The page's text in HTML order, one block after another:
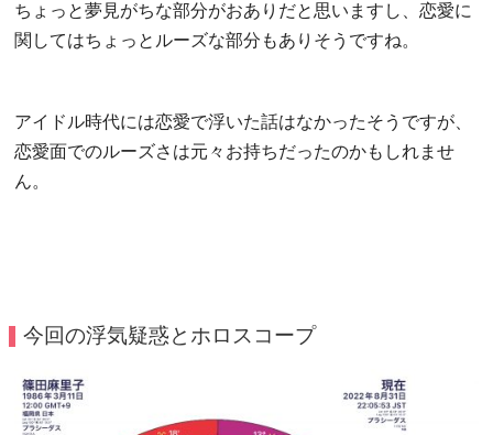
ちょっと夢見がちな部分がおありだと思いますし、恋愛に
関してはちょっとルーズな部分もありそうですね。
アイドル時代には恋愛で浮いた話はなかったそうですが、
恋愛面でのルーズさは元々お持ちだったのかもしれませ
ん。
今回の浮気疑惑とホロスコープ